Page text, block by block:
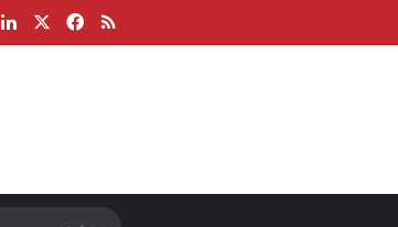
ملخص الموقع RSS
فيسبوك